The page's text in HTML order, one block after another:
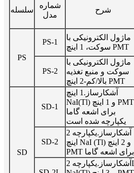
سلسله
شماره
مدل
شرح
PS
PS-1
ماژول الکترونیکی با
سوکت، 1 اینچ PMT
PS-2
ماژول الکترونیکی با
سوکت و منبع تغذیه
بالا/کم-2 اینچ PMT
SD
SD-1
آشکارساز.1 اینچ
NaI(Tl) و 1 اینچ PMT
برای اشعه گاما
یکپارچه شده است
SD-2
آشکارساز.یکپارچه 2
اینچ NaI (Tl) و 2 اینچ
PMT برای اشعه گاما
آشکارساز.یکپارچه 2L